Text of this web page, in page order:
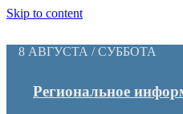
Skip to content
8 АВГУСТА / СУББОТА
Региональное